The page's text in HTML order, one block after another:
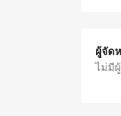
ผู้จัด
ไม่มี